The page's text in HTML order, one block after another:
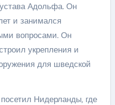
Адольфа. Он
и занимался
вопросами. Он
укрепления и
для шведской
Нидерланды, где